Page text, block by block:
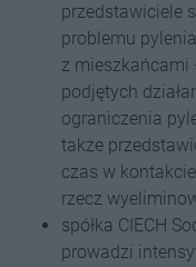
przedstawiciele
problemu
z
podjętych
ograniczenia
także
czas w
rzecz
spółka CIECH
prowadzi